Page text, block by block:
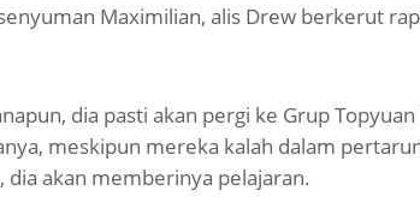
Maximilian, alis Drew berkerut
dia pasti akan pergi ke Grup
meskipun mereka kalah dalam
dia akan memberinya pelajaran.